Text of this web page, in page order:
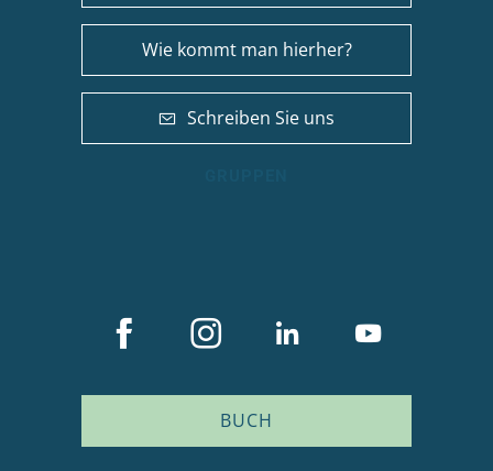
Wie kommt man hierher?
Schreiben Sie uns
BUCH